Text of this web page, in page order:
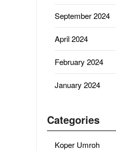
September 2024
April 2024
February 2024
January 2024
Categories
Koper Umroh